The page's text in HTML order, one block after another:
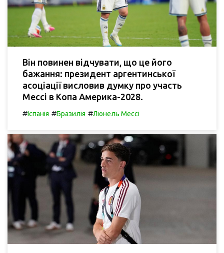
Він повинен відчувати, що це його
бажання: президент аргентинської
асоціації висловив думку про участь
Мессі в Копа Америка-2028.
#Іспанія #Бразилія #Ліонель Мессі